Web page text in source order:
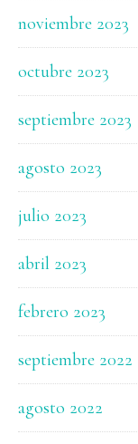
noviembre 2023
octubre 2023
septiembre 2023
agosto 2023
julio 2023
abril 2023
febrero 2023
septiembre 2022
agosto 2022